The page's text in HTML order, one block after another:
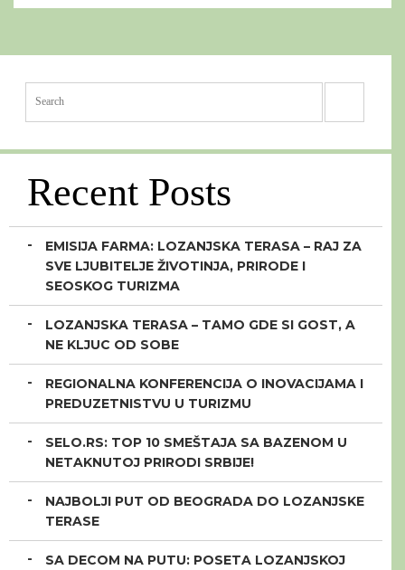
Recent Posts
EMISIJA FARMA: LOZANJSKA TERASA – RAJ ZA
SVE LJUBITELJE ŽIVOTINJA, PRIRODE I
SEOSKOG TURIZMA
LOZANJSKA TERASA – TAMO GDE SI GOST, A
NE KLJUC OD SOBE
REGIONALNA KONFERENCIJA O INOVACIJAMA I
PREDUZETNISTVU U TURIZMU
SELO.RS: TOP 10 SMEŠTAJA SA BAZENOM U
NETAKNUTOJ PRIRODI SRBIJE!
NAJBOLJI PUT OD BEOGRADA DO LOZANJSKE
TERASE
SA DECOM NA PUTU: POSETA LOZANJSKOJ